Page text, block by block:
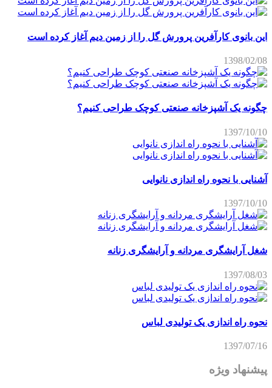
این بانوی کارآفرین پرورش گل را از زمین دیم آغاز کرده است
1398/02/08
چگونه یک آشپزخانه صنعتی کوچک طراحی کنیم؟
1397/10/10
آشنایی با نحوه راه اندازی نانوایی
1397/10/10
شغل آرایشگری مردانه و آرایشگری زنانه
1397/08/03
نحوه راه اندازی یک تولیدی لباس
1397/07/16
پیشنهاد ویژه